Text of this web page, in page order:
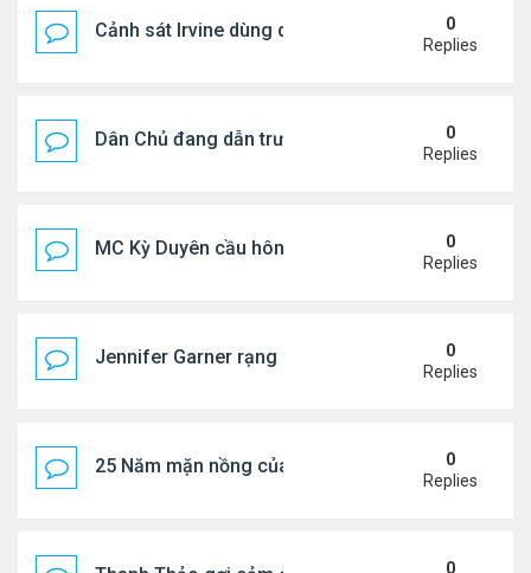
Cảnh sát Irvine dùng drone bắt kẻ trộm trong
0
Replies
Dân Chủ đang dẫn trước Cộng Hòa trong các
0
Replies
MC Kỳ Duyên cầu hôn lại chồng cũ
0
Replies
Jennifer Garner rạng rỡ bên bạn trai kém 6 tuổi
0
Replies
25 Năm mặn nồng của 'Điệp viên 007'
0
Replies
0